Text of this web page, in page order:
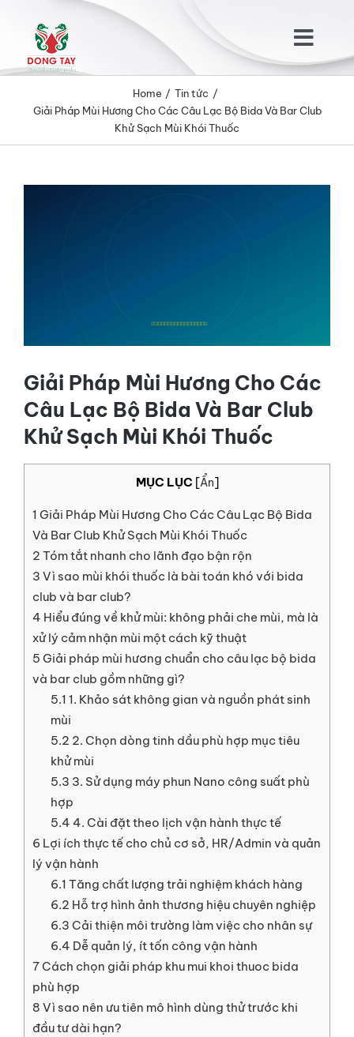
content
GỌI NGAY
Home
Tin tức
Giải Pháp Mùi Hương Cho Các Câu Lạc Bộ Bida Và Bar Club
Khử Sạch Mùi Khói Thuốc
Giải Pháp Mùi Hương Cho Các
Câu Lạc Bộ Bida Và Bar Club
Khử Sạch Mùi Khói Thuốc
MỤC LỤC [Ẩn]
1 Giải Pháp Mùi Hương Cho Các Câu Lạc Bộ Bida
Và Bar Club Khử Sạch Mùi Khói Thuốc
2 Tóm tắt nhanh cho lãnh đạo bận rộn
3 Vì sao mùi khói thuốc là bài toán khó với bida
club và bar club?
4 Hiểu đúng về khử mùi: không phải che mùi, mà là
xử lý cảm nhận mùi một cách kỹ thuật
5 Giải pháp mùi hương chuẩn cho câu lạc bộ bida
và bar club gồm những gì?
5.1 1. Khảo sát không gian và nguồn phát sinh
mùi
5.2 2. Chọn dòng tinh dầu phù hợp mục tiêu
khử mùi
5.3 3. Sử dụng máy phun Nano công suất phù
hợp
5.4 4. Cài đặt theo lịch vận hành thực tế
6 Lợi ích thực tế cho chủ cơ sở, HR/Admin và quản
lý vận hành
6.1 Tăng chất lượng trải nghiệm khách hàng
6.2 Hỗ trợ hình ảnh thương hiệu chuyên nghiệp
6.3 Cải thiện môi trường làm việc cho nhân sự
6.4 Dễ quản lý, ít tốn công vận hành
7Cách chọn giải pháp khu mui khoi thuoc bida
phù hợp
8 Vì sao nên ưu tiên mô hình dùng thử trước khi
đầu tư dài hạn?